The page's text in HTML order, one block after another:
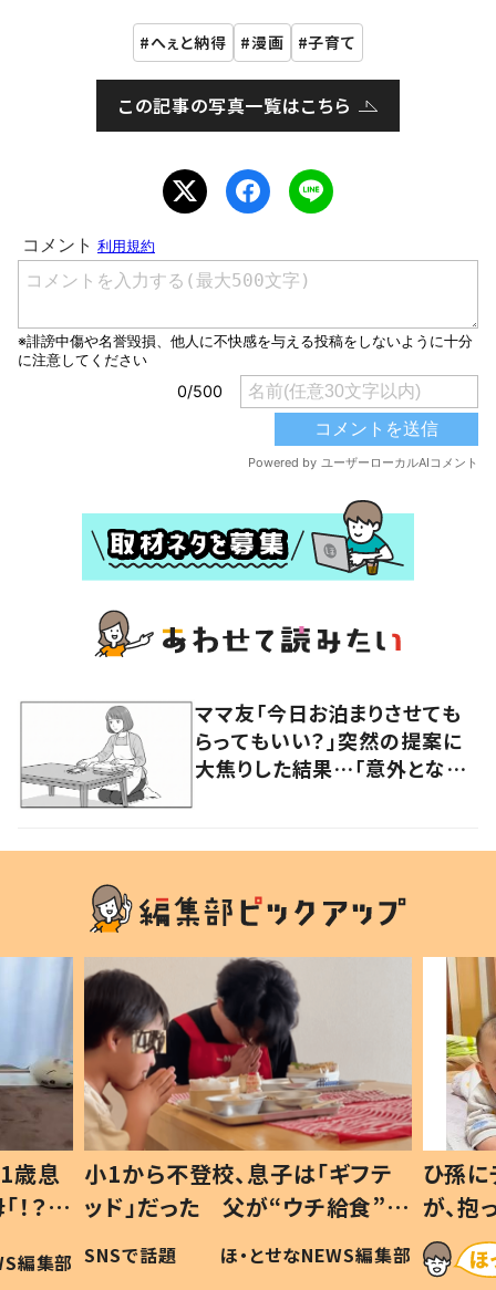
へぇと納得 漫画 子育て
この記事の写真一覧はこちら
ママ友「今日お泊まりさせても
らってもいい？」突然の提案に
大焦りした結果…「意外となん
フテ
食”を
編集部
ひ孫にデレデレな80歳じいじ
が、抱っこすると…ひ孫の反応に
「涙が出ました」「可愛くて仕方な
い」
ほ・とせなNEWS編集部